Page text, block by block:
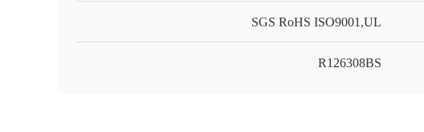
SGS RoHS ISO9001,UL
R126308BS